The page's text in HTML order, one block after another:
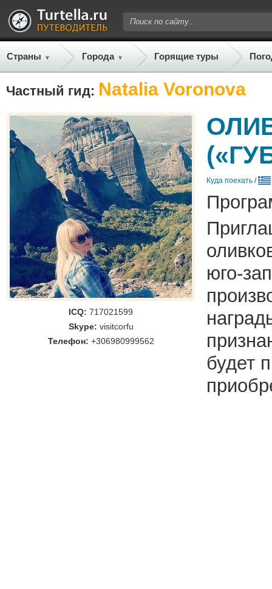
Страны Города Горящие туры
Частный гид: Natalia Voronova
ICQ: 717021599
Skype: visitcorfu
Телефон: +306980999562
Куда поехать /
юго-
будет